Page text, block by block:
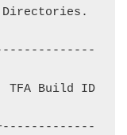
Directories.
Build ID